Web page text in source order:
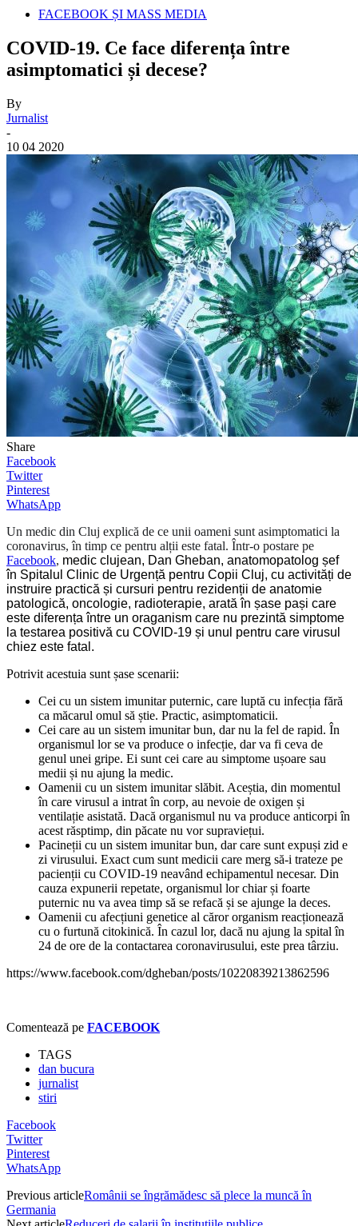
FACEBOOK ȘI MASS MEDIA
COVID-19. Ce face diferența între
asimptomatici și decese?
By
Jurnalist
-
10 04 2020
Share
Facebook
Twitter
Pinterest
WhatsApp
Un medic din Cluj explică de ce unii oameni sunt asimptomatici la
coronavirus, în timp ce pentru alții este fatal. Într-o postare pe
Facebook, medic clujean, Dan Gheban, anatomopatolog șef
în Spitalul Clinic de Urgență pentru Copii Cluj, cu activități de
instruire practică și cursuri pentru rezidenții de anatomie
patologică, oncologie, radioterapie, arată în șase pași care
este diferența între un oraganism care nu prezintă simptome
la testarea positivă cu COVID-19 și unul pentru care virusul
chiez este fatal.
Potrivit acestuia sunt șase scenarii:
Cei cu un sistem imunitar puternic, care luptă cu infecția fără
ca măcarul omul să știe. Practic, asimptomaticii.
Cei care au un sistem imunitar bun, dar nu la fel de rapid. În
organismul lor se va produce o infecție, dar va fi ceva de
genul unei gripe. Ei sunt cei care au simptome ușoare sau
medii și nu ajung la medic.
Oamenii cu un sistem imunitar slăbit. Aceștia, din momentul
în care virusul a intrat în corp, au nevoie de oxigen și
ventilație asistată. Dacă organismul nu va produce anticorpi în
acest răsptimp, din păcate nu vor supraviețui.
Pacineții cu un sistem imunitar bun, dar care sunt expuși zid e
zi virusului. Exact cum sunt medicii care merg să-i trateze pe
pacienții cu COVID-19 neavând echipamentul necesar. Din
cauza expunerii repetate, organismul lor chiar și foarte
puternic nu va avea timp să se refacă și se ajunge la deces.
Oamenii cu afecțiuni genetice al căror organism reacționează
cu o furtună citokinică. În cazul lor, dacă nu ajung la spital în
24 de ore de la contactarea coronavirusului, este prea târziu.
https://www.facebook.com/dgheban/posts/10220839213862596
Comentează pe FACEBOOK
TAGS
dan bucura
jurnalist
stiri
Facebook
Twitter
Pinterest
WhatsApp
Previous articleRomânii se îngrămădesc să plece la muncă în
Germania